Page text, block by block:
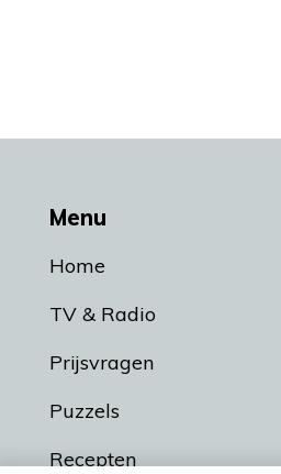
Menu
Home
TV & Radio
Prijsvragen
Puzzels
Recepten